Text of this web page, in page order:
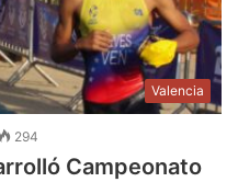
Valencia
294
Campeonato